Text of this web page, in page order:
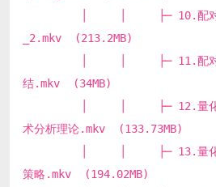
│ │ ├─ 10.配对交
_2.mkv (213.2MB)
│ │ ├─ 11.配对交
结.mkv (34MB)
│ │ ├─ 12.量化投
术分析理论.mkv (133.73MB)
│ │ ├─ 13.量化投
策略.mkv (194.02MB)